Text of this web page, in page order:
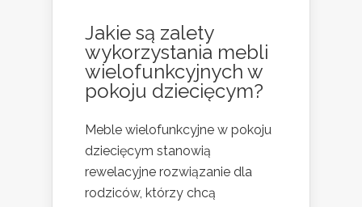
Jakie są zalety
wykorzystania mebli
wielofunkcyjnych w
pokoju dziecięcym?
Meble wielofunkcyjne w pokoju
dziecięcym stanowią
rewelacyjne rozwiązanie dla
rodziców, którzy chcą